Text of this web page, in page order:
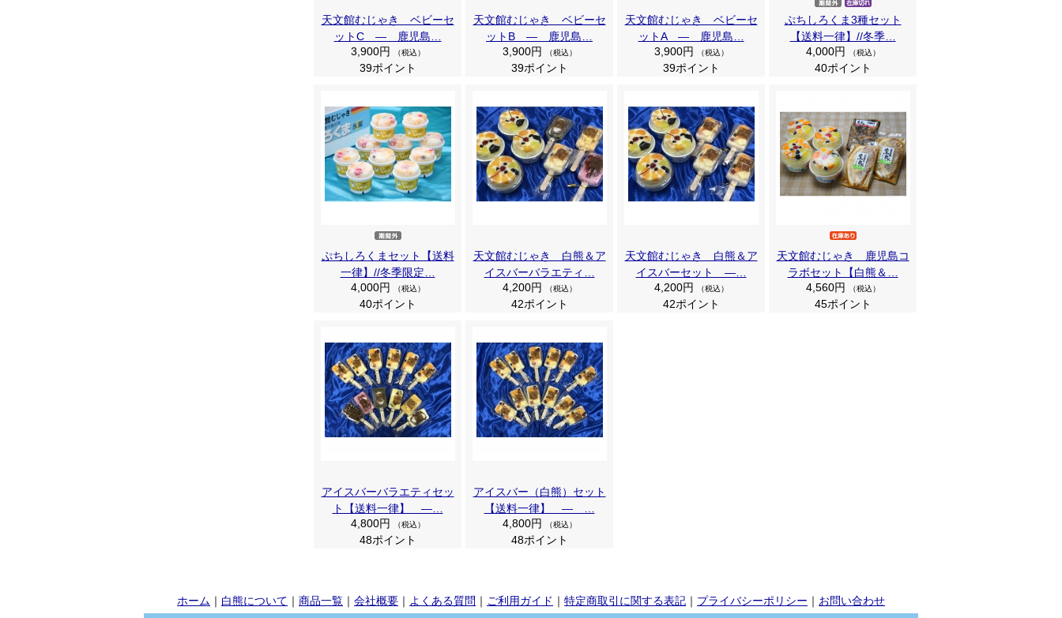
天文館むじゃき ベビーセ
ットC ― 鹿児島…
3,900円
（税込）
39ポイント
天文館むじゃき ベビーセ
ットB ― 鹿児島…
3,900円
（税込）
39ポイント
天文館むじゃき ベビーセ
ットA ― 鹿児島…
3,900円
（税込）
39ポイント
ぷちしろくま3種セット
【送料一律】//冬季…
4,000円
（税込）
40ポイント
ぷちしろくまセット【送料
一律】//冬季限定…
4,000円
（税込）
40ポイント
天文館むじゃき 白熊＆ア
イスバーバラエティ…
4,200円
（税込）
42ポイント
天文館むじゃき 白熊＆ア
イスバーセット ―…
4,200円
（税込）
42ポイント
天文館むじゃき 鹿児島コ
ラボセット【白熊＆…
4,560円
（税込）
45ポイント
アイスバーバラエティセッ
ト【送料一律】 ―…
4,800円
（税込）
48ポイント
アイスバー（白熊）セット
【送料一律】 ― …
4,800円
（税込）
48ポイント
ホーム ｜ 白熊について ｜ 商品一覧 ｜ 会社概要 ｜ よくある質問 ｜ ご利用ガイド ｜ 特定商取引に関する表記 ｜ プライバシーポリシー ｜ お問い合わせ